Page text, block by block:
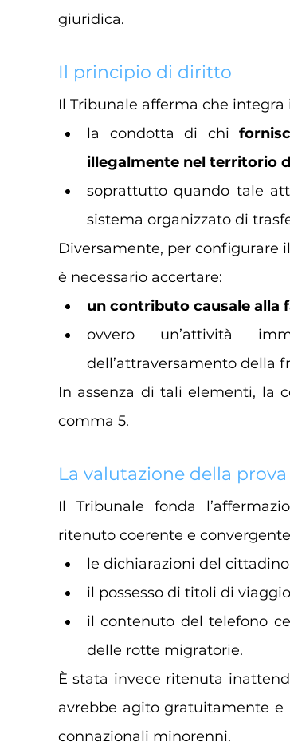
giuridica.
Il principio di diritto
Il Tribunale afferma che
la condotta di chi
illegalmente nel territorio
soprattutto quando tale
sistema organizzato di
Diversamente, per configurare
è necessario accertare:
un contributo causale alla
ovvero un’attività
dell’attraversamento della
In assenza di tali elementi, la
comma 5.
La valutazione della prova
Il Tribunale fonda
ritenuto coerente e
le dichiarazioni del
il possesso di titoli di
il contenuto del telefono
delle rotte migratorie.
È stata invece ritenuta
avrebbe agito gratuitamente
connazionali minorenni.